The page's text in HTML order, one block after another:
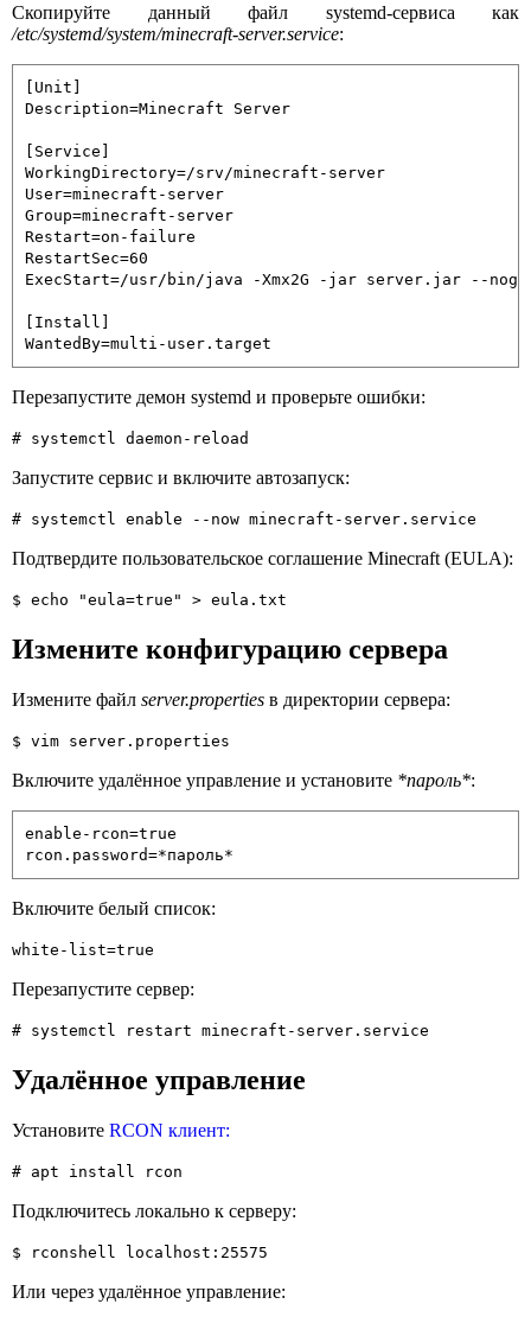
Скопируйте данный файл systemd-сервиса как
/etc/systemd/system/minecraft-server.service:
[Unit]
Description=Minecraft Server
[Service]
WorkingDirectory=/srv/minecraft-server
User=minecraft-server
Group=minecraft-server
Restart=on-failure
RestartSec=60
ExecStart=/usr/bin/java -Xmx2G -jar server.jar --
[Install]
WantedBy=multi-user.target
Перезапустите демон systemd и проверьте ошибки:
# systemctl daemon-reload
Запустите сервис и включите автозапуск:
# systemctl enable --now minecraft-server.service
Подтвердите пользовательское соглашение Minecraft (EULA):
$ echo "eula=true" > eula.txt
Измените конфигурацию сервера
Измените файл server.properties в директории сервера:
$ vim server.properties
Включите удалённое управление и установите *пароль*:
enable-rcon=true
rcon.password=*пароль*
Включите белый список:
white-list=true
Перезапустите сервер:
# systemctl restart minecraft-server.service
Удалённое управление
Установите RCON клиент:
# apt install rcon
Подключитесь локально к серверу:
$ rconshell localhost:25575
Или через удалённое управление: